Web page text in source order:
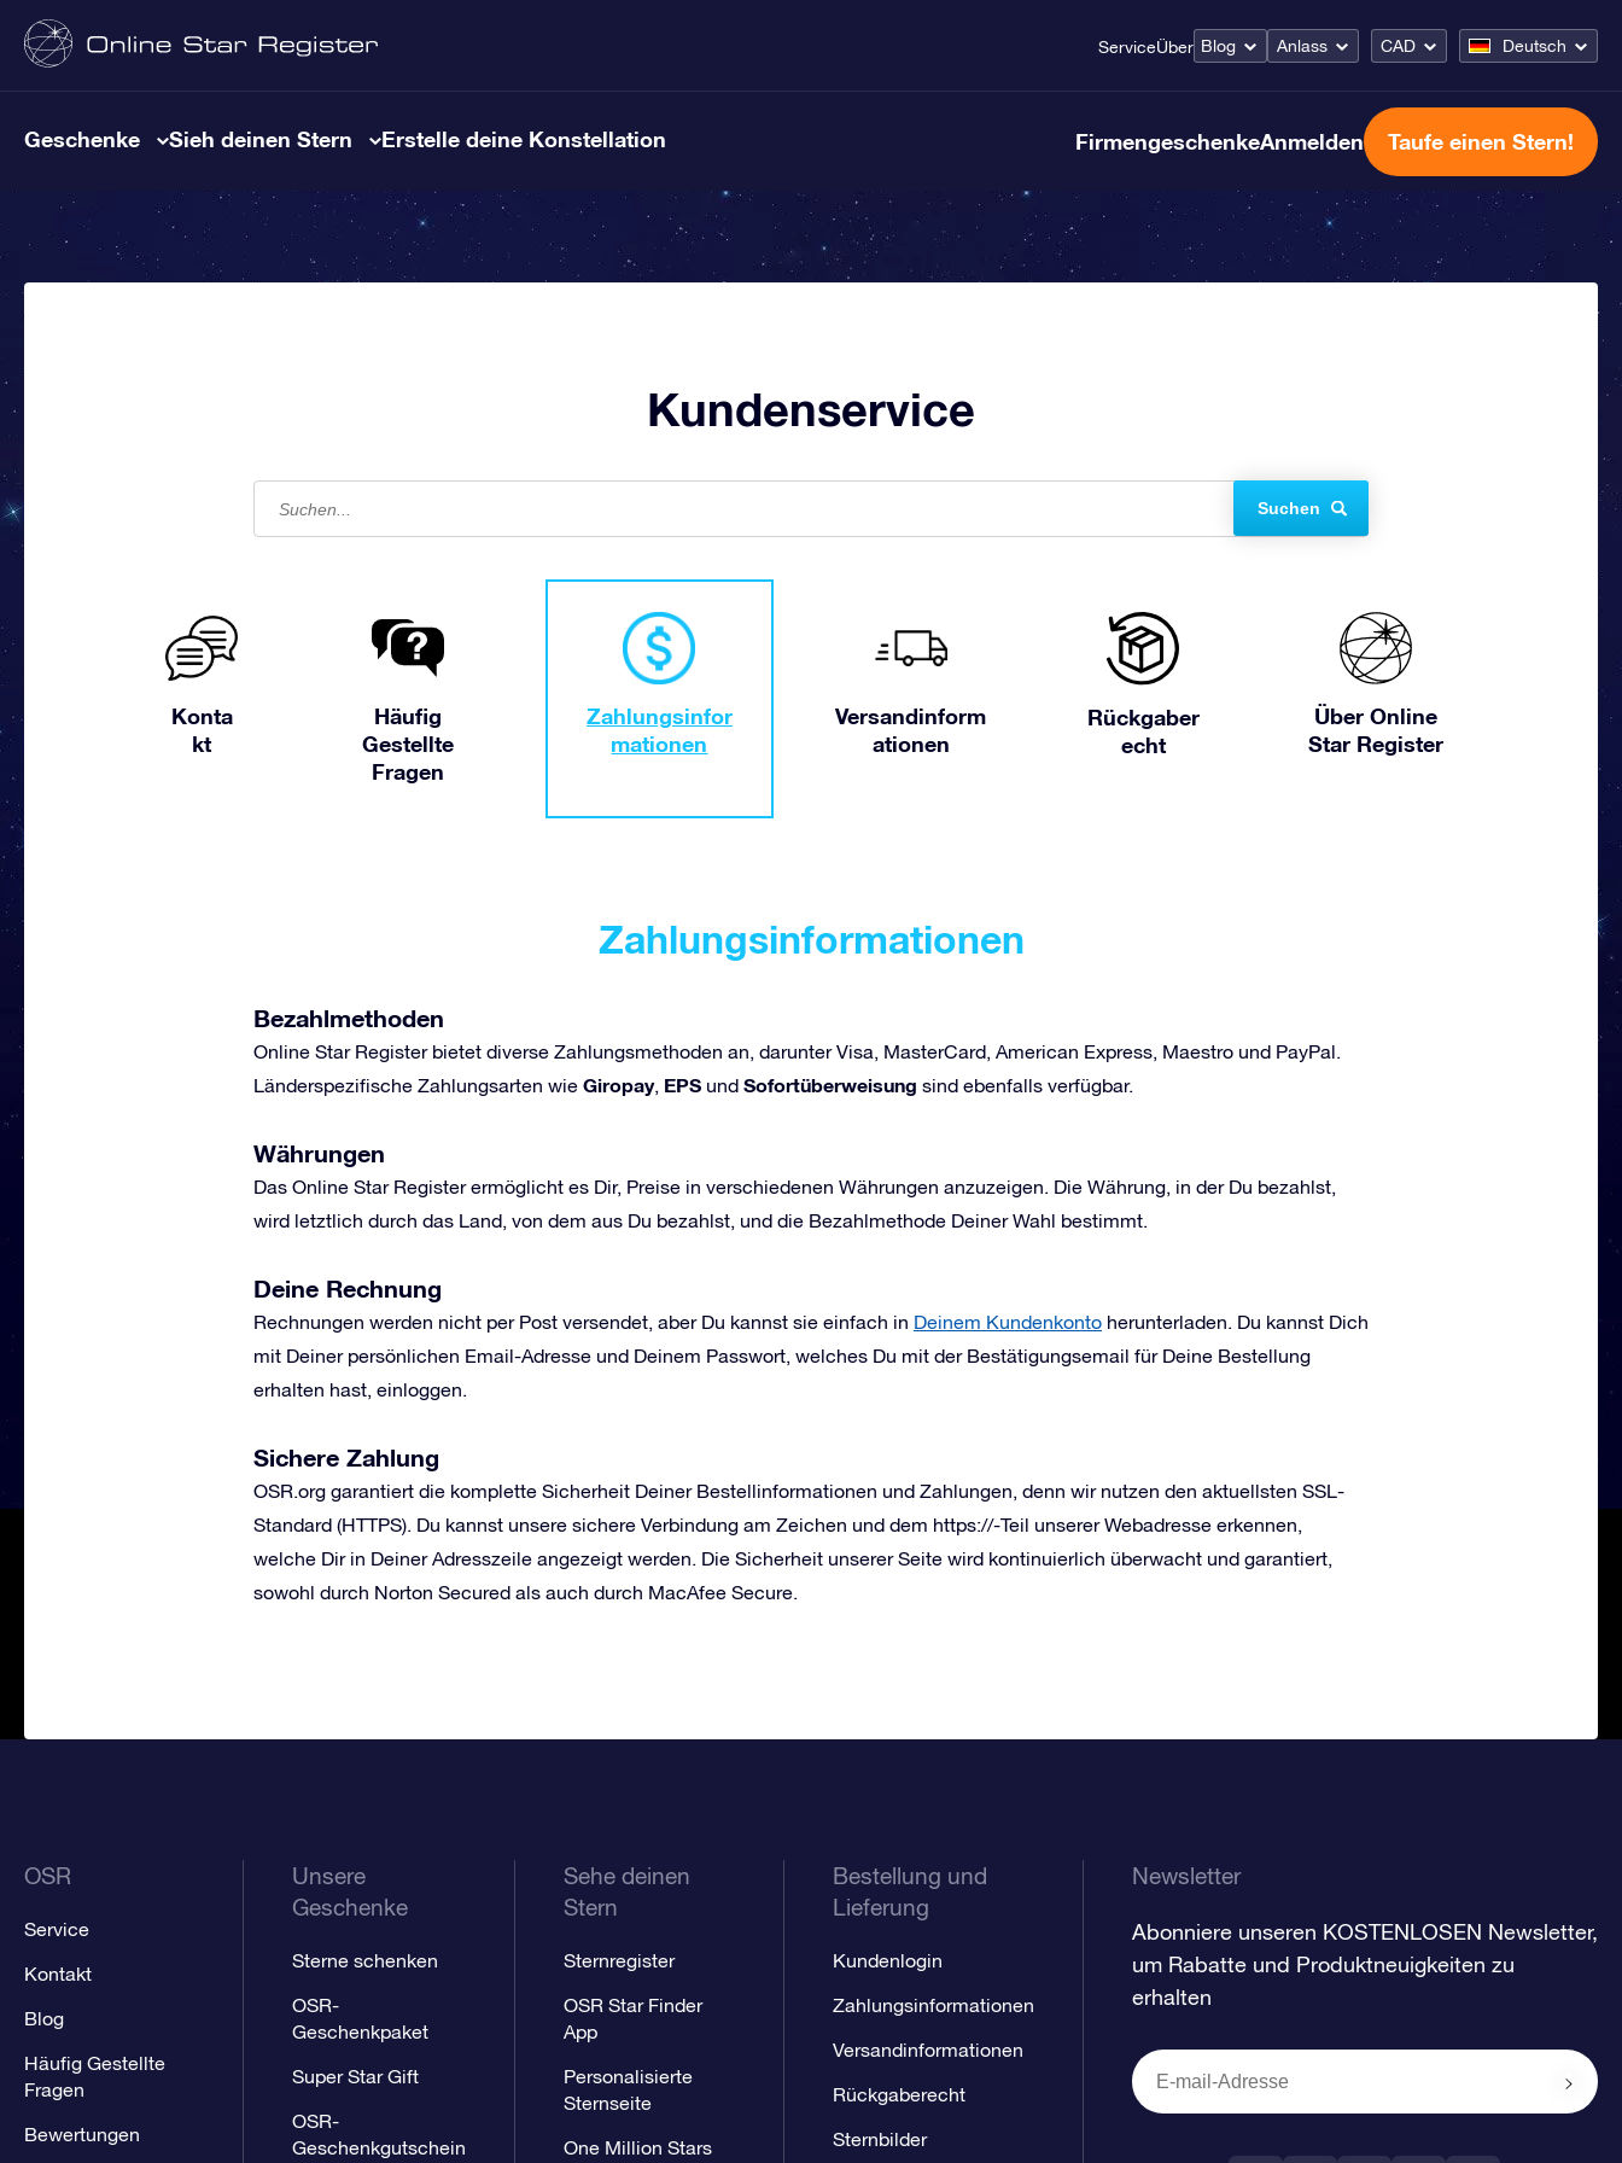
ServiceÜber Blog Anlass CAD Deutsch
Geschenke Sieh deinen Stern Erstelle deine Konstellation FirmengeschenkeAnmelden Taufe einen Stern!
Kundenservice
Suchen
Konta
kt
Häufig
Gestellte
Fragen
Zahlungsinfor
mationen
Versandinform
ationen
Rückgaber
echt
Über Online
Star Register
Zahlungsinformationen
Bezahlmethoden
Online Star Register bietet diverse Zahlungsmethoden an, darunter Visa, MasterCard, American Express, Maestro und PayPal.
Länderspezifische Zahlungsarten wie Giropay, EPS und Sofortüberweisung sind ebenfalls verfügbar.
Währungen
Das Online Star Register ermöglicht es Dir, Preise in verschiedenen Währungen anzuzeigen. Die Währung, in der Du bezahlst,
wird letztlich durch das Land, von dem aus Du bezahlst, und die Bezahlmethode Deiner Wahl bestimmt.
Deine Rechnung
Rechnungen werden nicht per Post versendet, aber Du kannst sie einfach in Deinem Kundenkonto herunterladen. Du kannst Dich
mit Deiner persönlichen Email-Adresse und Deinem Passwort, welches Du mit der Bestätigungsemail für Deine Bestellung
erhalten hast, einloggen.
Sichere Zahlung
OSR.org garantiert die komplette Sicherheit Deiner Bestellinformationen und Zahlungen, denn wir nutzen den aktuellsten SSL-
Standard (HTTPS). Du kannst unsere sichere Verbindung am Zeichen und dem https://-Teil unserer Webadresse erkennen,
welche Dir in Deiner Adresszeile angezeigt werden. Die Sicherheit unserer Seite wird kontinuierlich überwacht und garantiert,
sowohl durch Norton Secured als auch durch MacAfee Secure.
OSR
Service
Kontakt
Blog
Häufig Gestellte
Fragen
Bewertungen
Unsere
Geschenke
Sterne schenken
OSR-
Geschenkpaket
Super Star Gift
OSR-
Geschenkgutschein
Sehe deinen
Stern
Sternregister
OSR Star Finder
App
Personalisierte
Sternseite
One Million Stars
Bestellung und
Lieferung
Kundenlogin
Zahlungsinformationen
Versandinformationen
Rückgaberecht
Sternbilder
Newsletter
Abonniere unseren KOSTENLOSEN Newsletter,
um Rabatte und Produktneuigkeiten zu
erhalten